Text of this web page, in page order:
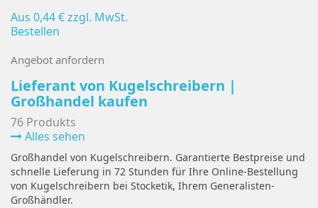
Aus 0,44 €zzgl. MwSt.
Bestellen
Angebot anfordern
Lieferant von Kugelschreibern |
Großhandel kaufen
76 Produkts
Alles sehen
Großhandel von Kugelschreibern. Garantierte Bestpreise und
schnelle Lieferung in 72 Stunden für Ihre Online-Bestellung
von Kugelschreibern bei Stocketik, Ihrem Generalisten-
Großhändler.